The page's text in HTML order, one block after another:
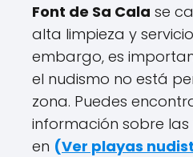
Font de Sa Cala se
alta limpieza y
embargo, es
el nudismo no está
zona. Puedes
información sobre
en (Ver playas